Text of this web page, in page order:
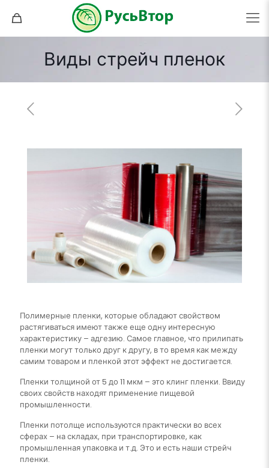
Виды стрейч пленок
Полимерные пленки, которые обладают свойством
растягиваться имеют также еще одну интересную
характеристику – адгезию. Самое главное, что прилипать
пленки могут только друг к другу, в то время как между
самим товаром и пленкой этот эффект не достигается.
Пленки толщиной от 5 до 11 мкм – это клинг пленки. Ввиду
своих свойств находят применение пищевой
промышленности.
Пленки потолще используются практически во всех
сферах – на складах, при транспортировке, как
промышленная упаковка и т.д. Это и есть наши стрейч
пленки.